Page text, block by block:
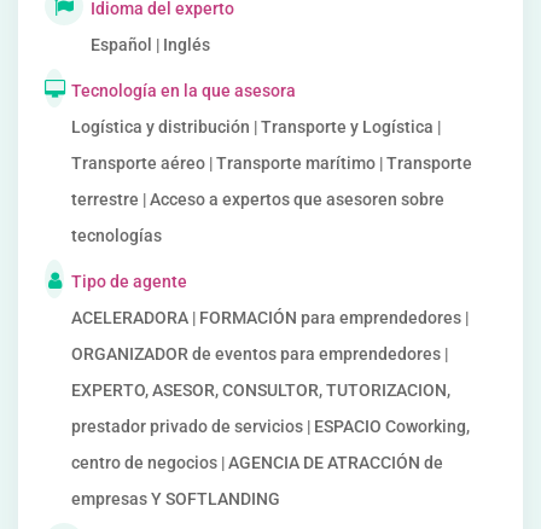
Idioma del experto
Español | Inglés
Tecnología en la que asesora
Logística y distribución | Transporte y Logística |
Transporte aéreo | Transporte marítimo | Transporte
terrestre | Acceso a expertos que asesoren sobre
tecnologías
Tipo de agente
ACELERADORA | FORMACIÓN para emprendedores |
ORGANIZADOR de eventos para emprendedores |
EXPERTO, ASESOR, CONSULTOR, TUTORIZACION,
prestador privado de servicios | ESPACIO Coworking,
centro de negocios | AGENCIA DE ATRACCIÓN de
empresas Y SOFTLANDING